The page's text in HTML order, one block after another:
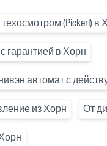
(Pickerl) в
гарантией в Хорн
автомат с
из Хорн От